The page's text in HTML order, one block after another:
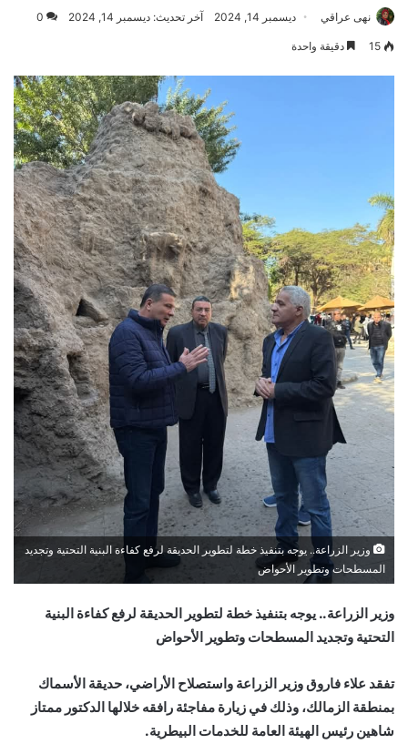
نهى عراقي ديسمبر 14, 2024 آخر تحديث: ديسمبر 14, 2024 0
15 دقيقة واحدة
وزير الزراعة.. يوجه بتنفيذ خطة لتطوير الحديقة لرفع كفاءة البنية التحتية وتجديد
المسطحات وتطوير الأحواض
وزير الزراعة.. يوجه بتنفيذ خطة لتطوير الحديقة لرفع كفاءة البنية
التحتية وتجديد المسطحات وتطوير الأحواض
تفقد علاء فاروق وزير الزراعة واستصلاح الأراضي، حديقة الأسماك
بمنطقة الزمالك، وذلك في زيارة مفاجئة رافقه خلالها الدكتور ممتاز
شاهين رئيس الهيئة العامة للخدمات البيطرية.